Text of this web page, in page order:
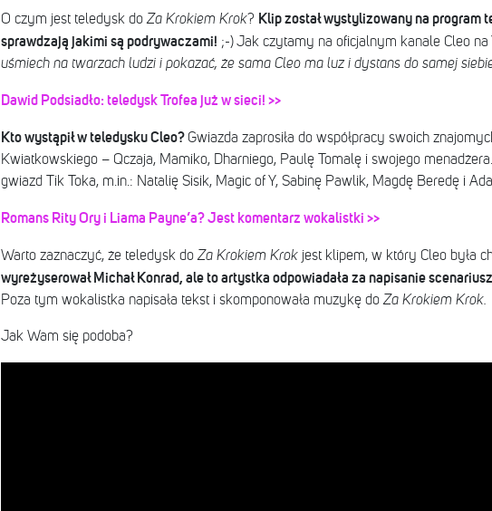
O czym jest teledysk doZa Krokiem Krok? Klip został wystylizowany na
sprawdzają jakimi są podrywaczami! ;-) Jak czytamy na oficjalnym kanale Cleo na
uśmiech na twarzach ludzi i pokazać, że sama Cleo ma luz i dystans do samej
Dawid Podsiadło: teledysk Trofea już w sieci! >>
Kto wystąpił w teledysku Cleo? Gwiazda zaprosiła do współpracy swoich
Kwiatkowskiego – Qczaja, Mamiko, Dharniego, Paulę Tomalę i swojego
gwiazd Tik Toka, m.in.: Natalię Sisik, Magic of Y, Sabinę Pawlik, Magdę Beredę i
Romans Rity Ory i Liama Payne’a? Jest komentarz wokalistki >>
Warto zaznaczyć, że teledysk doZa Krokiem Krokjest klipem, w który Cleo była
wyreżyserował Michał Konrad, ale to artystka odpowiadała za napisanie
Poza tym wokalistka napisała tekst i skomponowała muzykę doZa Krokiem Krok.
Jak Wam się podoba?